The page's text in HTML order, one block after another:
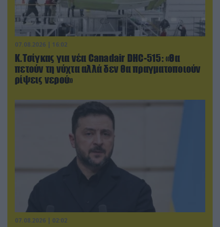
07.08.2026 | 16:02
Κ.Τσίγκας για νέα Canadair DHC-515: «Θα
πετούν τη νύχτα αλλά δεν θα πραγματοποιούν
ρίψεις νερού»
07.08.2026 | 02:02